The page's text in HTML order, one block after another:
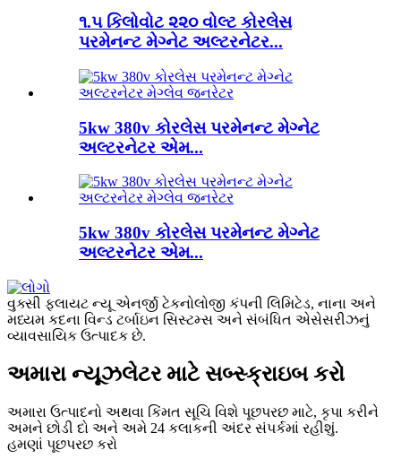
૧.૫ કિલોવોટ ૨૨૦ વોલ્ટ કોરલેસ
પરમેનન્ટ મેગ્નેટ અલ્ટરનેટર...
5kw 380v કોરલેસ પરમેનન્ટ મેગ્નેટ
અલ્ટરનેટર એમ...
5kw 380v કોરલેસ પરમેનન્ટ મેગ્નેટ
અલ્ટરનેટર એમ...
વુક્સી ફ્લાયટ ન્યૂ એનર્જી ટેકનોલોજી કંપની લિમિટેડ, નાના અને
મધ્યમ કદના વિન્ડ ટર્બાઇન સિસ્ટમ્સ અને સંબંધિત એસેસરીઝનું
વ્યાવસાયિક ઉત્પાદક છે.
અમારા ન્યૂઝલેટર માટે સબ્સ્ક્રાઇબ કરો
અમારા ઉત્પાદનો અથવા કિંમત સૂચિ વિશે પૂછપરછ માટે, કૃપા કરીને
અમને છોડી દો અને અમે 24 કલાકની અંદર સંપર્કમાં રહીશું.
હમણાં પૂછપરછ કરો